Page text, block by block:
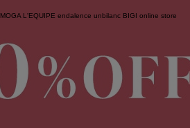
MOGA L'EQUIPE endalence unbilanc BIGI online store